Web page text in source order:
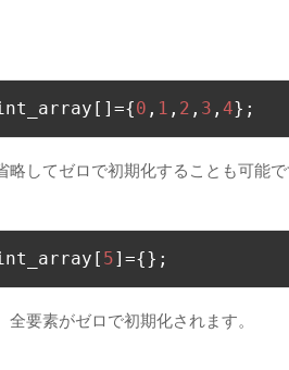
[]={0 , 1 , 2 , 3 , 4};
略してゼロで初期化することも可能で
[ 5]={};
全要素がゼロで初期化されます。